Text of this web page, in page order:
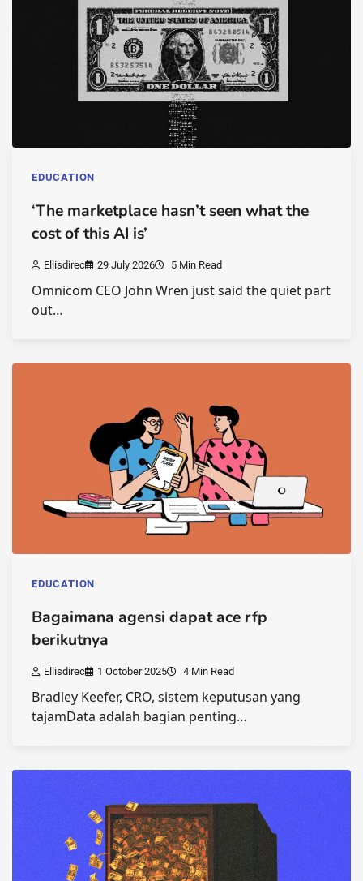
EDUCATION
‘The marketplace hasn’t seen what the
cost of this AI is’
Ellisdirec 29 July 2026 5 Min Read
Omnicom CEO John Wren just said the quiet part
out…
EDUCATION
Bagaimana agensi dapat ace rfp
berikutnya
Ellisdirec 1 October 2025 4 Min Read
Bradley Keefer, CRO, sistem keputusan yang
tajamData adalah bagian penting…